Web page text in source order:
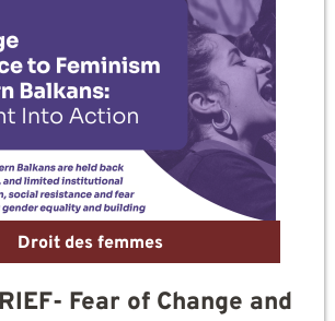
Droit des femmes
Fear of Change and